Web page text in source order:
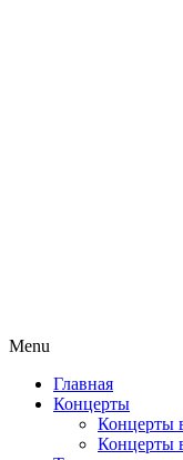
Menu
Главная
Концерты
Концерты
Концерты